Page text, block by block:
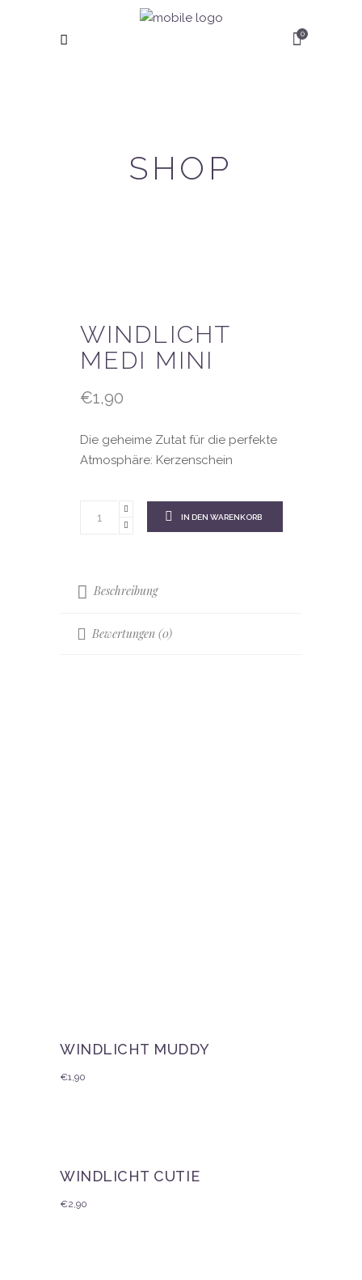
0
SHOP
WINDLICHT
MEDI MINI
€1,90
Die geheime Zutat für die perfekte
Atmosphäre: Kerzenschein
IN DEN WARENKORB
Beschreibung
Bewertungen (0)
WINDLICHT MUDDY
€1,90
WINDLICHT CUTIE
€2,90